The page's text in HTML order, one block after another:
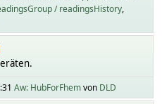
/ readingsHistory
Aw: HubForFhemvon DLD